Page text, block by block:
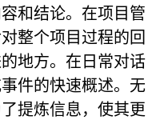
和结论。在项目管
整个项目过程的回
地方。在日常对话
件的快速概述。无
提炼信息，使其更